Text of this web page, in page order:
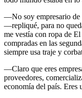
―No soy empresario de
―repliqué, para no
me vestía con ropa de
compradas en las
siempre usa traje y
―Claro que eres
proveedores,
economía del país.